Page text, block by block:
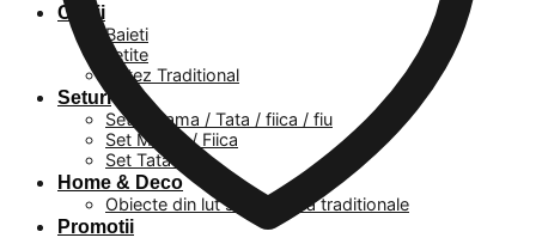
Copii
Baieti
Fetite
Botez Traditional
Seturi
Set – Mama / Tata / fiica / fiu
Set Mama / Fiica
Set Tata / Fiu
Home & Deco
Obiecte din lut si ceramica traditionale
Promotii